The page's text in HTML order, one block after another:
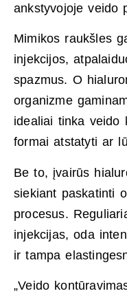
ankstyvojoje veido
Mimikos raukšles
injekcijos,
spazmus. O
organizme
idealiai tinka veido
formai atstatyti ar
Be to, įvairūs
siekiant paskatinti
procesus.
injekcijas, oda
ir tampa
„Veido